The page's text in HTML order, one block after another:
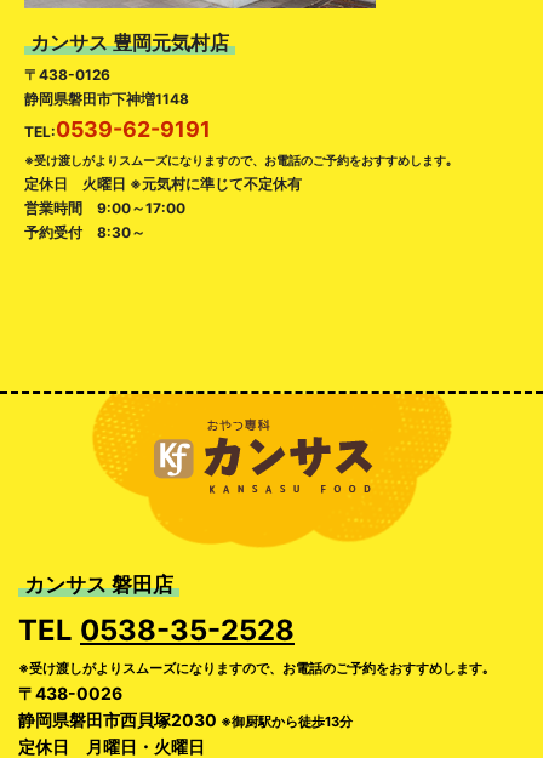
カンサス 豊岡元気村店
〒438-0126
静岡県磐田市下神増1148
TEL:0539-62-9191
※受け渡しがよりスムーズになりますので、お電話のご予約をおすすめします｡
定休日 火曜日 ※元気村に準じて不定休有
営業時間 9:00～17:00
予約受付 8:30～
カンサス 磐田店
TEL 0538-35-2528
※受け渡しがよりスムーズになりますので、お電話のご予約をおすすめします｡
〒438-0026
静岡県磐田市西貝塚2030 ※御厨駅から徒歩13分
定休日 月曜日・火曜日